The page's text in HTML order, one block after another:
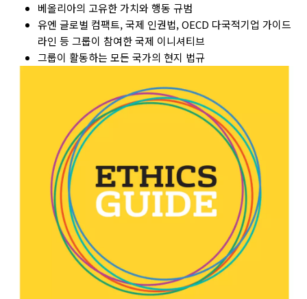
베올리아의 고유한 가치와 행동 규범
유엔 글로벌 컴팩트, 국제 인권법, OECD 다국적기업 가이드
라인 등 그룹이 참여한 국제 이니셔티브
그룹이 활동하는 모든 국가의 현지 법규